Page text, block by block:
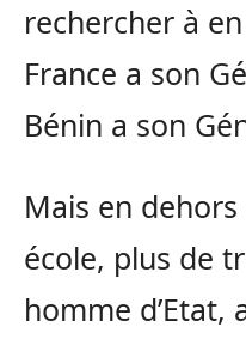
rechercher à
France a son
Bénin a son
Mais en dehors
école, plus de
homme d’Etat,